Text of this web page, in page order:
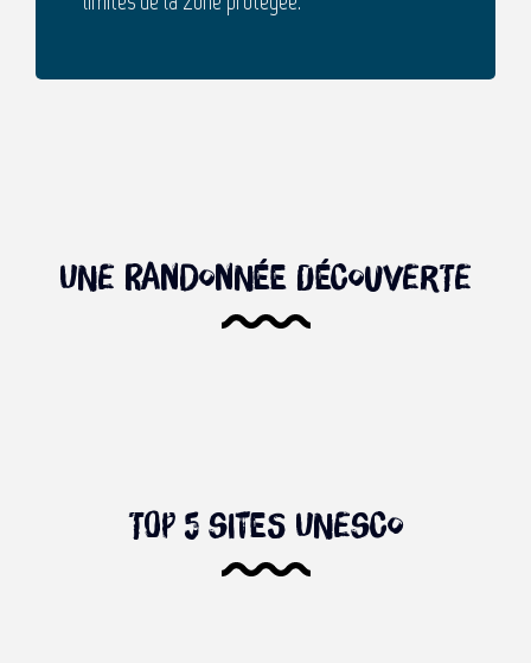
Une randonnée découverte
Top 5 sites Unesco